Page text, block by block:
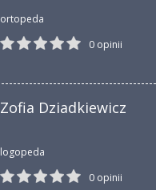
ortopeda
0 opinii
Zofia Dziadkiewicz
logopeda
0 opinii